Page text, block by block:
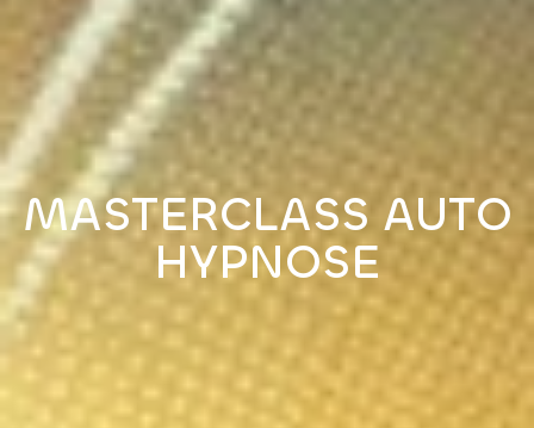
MASTERCLASS AUTO
HYPNOSE